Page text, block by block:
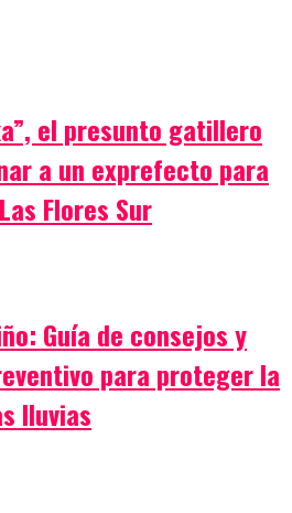
el presunto gatillero
a un exprefecto para
Flores Sur
Guía de consejos y
para proteger la
lluvias